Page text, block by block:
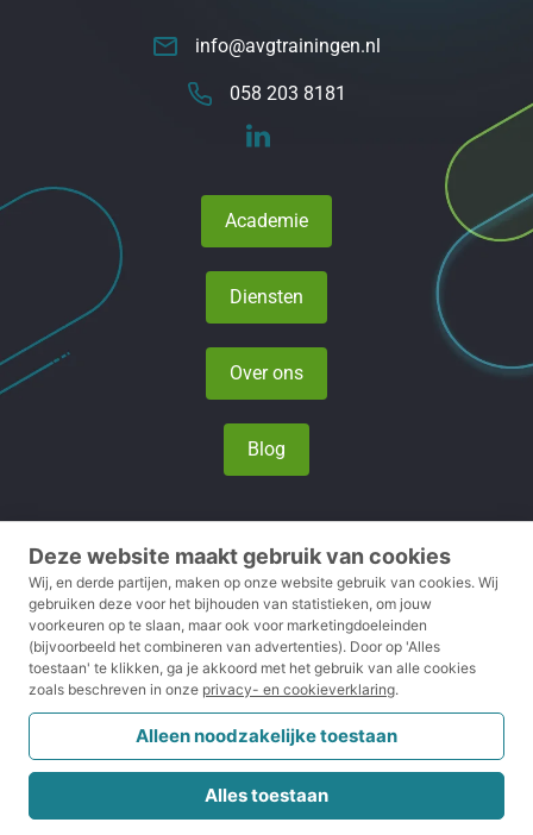
Deze website maakt gebruik van cookies
Wij, en derde partijen, maken op onze website gebruik van cookies. Wij
gebruiken deze voor het bijhouden van statistieken, om jouw
voorkeuren op te slaan, maar ook voor marketingdoeleinden
(bijvoorbeeld het combineren van advertenties). Door op 'Alles
toestaan' te klikken, ga je akkoord met het gebruik van alle cookies
zoals beschreven in onze privacy- en cookieverklaring.
Alleen noodzakelijke toestaan
Alles toestaan
058 203 8181
info@avgtrainingen.nl
Academie
Diensten
Over ons
Blog
Privacy- en cookieverklaring
Voorwaarden
Disclaimer
Klachtenreglement
CRKBO